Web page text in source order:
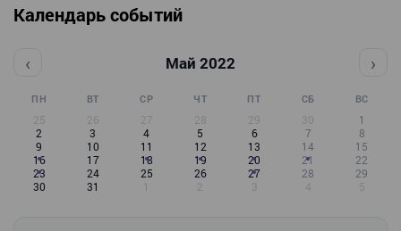
Календарь событий
‹ Май 2022 ›
ПН ВТ СР ЧТ ПТ СБ ВС
25 26 27 28 29 30
1
2
3 4 5 6 7
8
9
10 11 12 13 14
15
16
17 18 19 20 21
22
23
24 25 26 27 28
29
30
31 1 2 3 4 5